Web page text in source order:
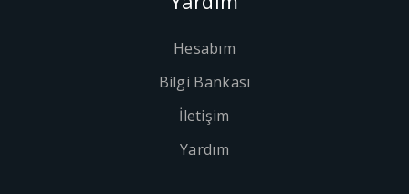
Hesabım
Bilgi Bankası
İletişim
Yardım